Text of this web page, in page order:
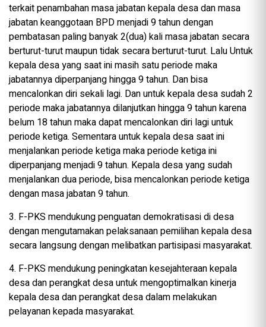
terkait penambahan masa jabatan kepala desa dan masa
jabatan keanggotaan BPD menjadi 9 tahun dengan
pembatasan paling banyak 2(dua) kali masa jabatan secara
berturut-turut maupun tidak secara berturut-turut. Lalu Untuk
kepala desa yang saat ini masih satu periode maka
jabatannya diperpanjang hingga 9 tahun. Dan bisa
mencalonkan diri sekali lagi. Dan untuk kepala desa sudah 2
periode maka jabatannya dilanjutkan hingga 9 tahun karena
belum 18 tahun maka dapat mencalonkan diri lagi untuk
periode ketiga. Sementara untuk kepala desa saat ini
menjalankan periode ketiga maka periode ketiga ini
diperpanjang menjadi 9 tahun. Kepala desa yang sudah
menjalankan dua periode, bisa mencalonkan periode ketiga
dengan masa jabatan 9 tahun.
3. F-PKS mendukung penguatan demokratisasi di desa
dengan mengutamakan pelaksanaan pemilihan kepala desa
secara langsung dengan melibatkan partisipasi masyarakat.
4. F-PKS mendukung peningkatan kesejahteraan kepala
desa dan perangkat desa untuk mengoptimalkan kinerja
kepala desa dan perangkat desa dalam melakukan
pelayanan kepada masyarakat.